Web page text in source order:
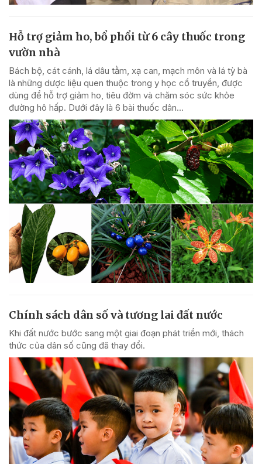
Hỗ trợ giảm ho, bổ phổi từ 6 cây thuốc trong
vườn nhà
Bách bộ, cát cánh, lá dâu tằm, xạ can, mạch môn và lá tỳ bà
là những dược liệu quen thuộc trong y học cổ truyền, được
dùng để hỗ trợ giảm ho, tiêu đờm và chăm sóc sức khỏe
đường hô hấp. Dưới đây là 6 bài thuốc dân...
Chính sách dân số và tương lai đất nước
Khi đất nước bước sang một giai đoạn phát triển mới, thách
thức của dân số cũng đã thay đổi.